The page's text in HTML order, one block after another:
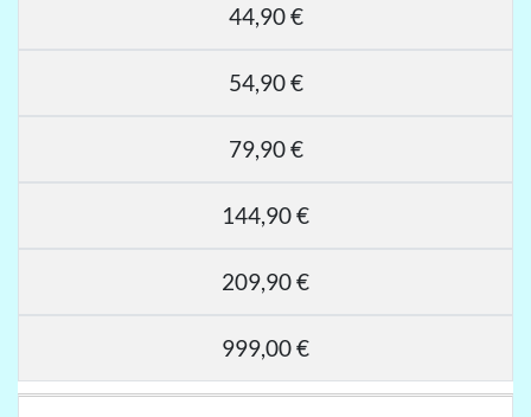
44,90 €
54,90 €
79,90 €
144,90 €
209,90 €
999,00 €